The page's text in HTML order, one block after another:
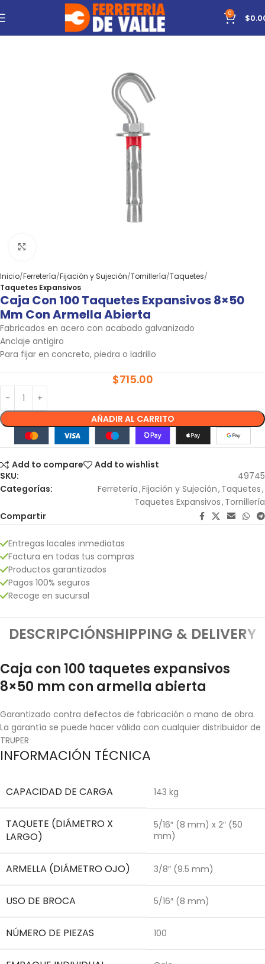
0 $
Inicio Ferretería Fijación y Sujeción Tornillería Taquetes
Taquetes Expansivos
Caja Con 100 Taquetes Expansivos 8×50
Mm Con Armella Abierta
Fabricados en acero con acabado galvanizado
Anclaje antigiro
Para fijar en concreto, piedra o ladrillo
$715.00
AÑADIR AL CARRITO
Add to compare
Add to wishlist
SKU:
49745
Categorías:
Ferretería,Fijación y Sujeción,Taquetes,
Taquetes Expansivos,Tornillería
Compartir
Entregas locales inmediatas
Factura en todas tus compras
Productos garantizados
Pagos 100% seguros
Recoge en sucursal
DESCRIPCIÓNSHIPPING & DELIVERY
Caja con 100 taquetes expansivos
8×50 mm con armella abierta
Garantizado contra defectos de fabricación o mano de obra.
La garantía se puede hacer válida con cualquier distribuidor de
TRUPER
INFORMACIÓN TÉCNICA
CAPACIDAD DE CARGA 143 kg
TAQUETE (DIÁMETRO X
LARGO)
5/16″ (8 mm) x 2″ (50
mm)
ARMELLA (DIÁMETRO OJO) 3/8″ (9.5 mm)
USO DE BROCA 5/16″ (8 mm)
NÚMERO DE PIEZAS 100